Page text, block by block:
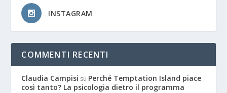
INSTAGRAM
COMMENTI RECENTI
Claudia Campisi su Perché Temptation Island piace
così tanto? La psicologia dietro il programma